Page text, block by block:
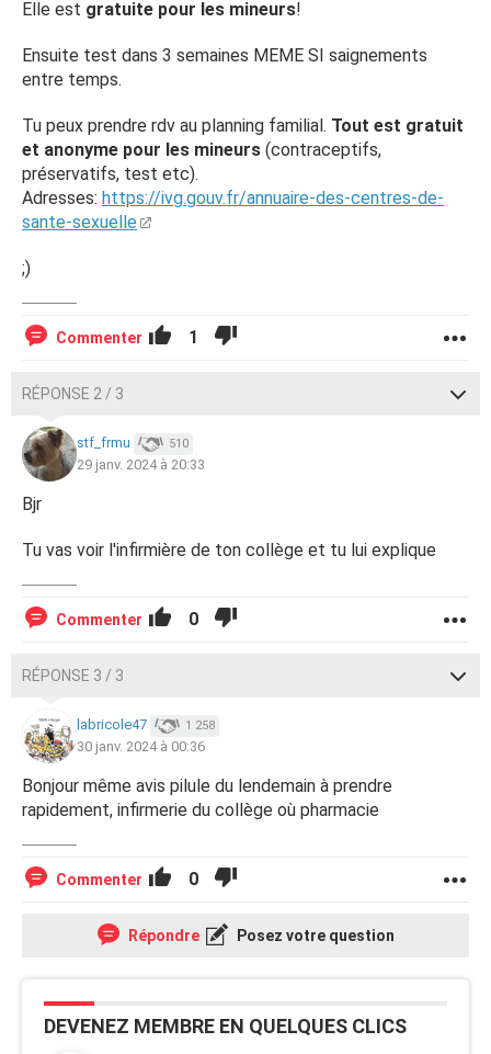
Elle est gratuite pour les mineurs!
Ensuite test dans 3 semaines MEME SI saignements
entre temps.
Tu peux prendre rdv au planning familial. Tout est gratuit
et anonyme pour les mineurs (contraceptifs,
préservatifs, test etc).
Adresses: https://ivg.gouv.fr/annuaire-des-centres-de-
sante-sexuelle
;)
Commenter 1
RÉPONSE 2 / 3
stf_frmu 510
29 janv. 2024 à 20:33
Bjr
Tu vas voir l'infirmière de ton collège et tu lui explique
Commenter 0
RÉPONSE 3 / 3
labricole47 1 258
30 janv. 2024 à 00:36
Bonjour même avis pilule du lendemain à prendre
rapidement, infirmerie du collège où pharmacie
Commenter 0
Répondre Posez votre question
DEVENEZ MEMBRE EN QUELQUES CLICS